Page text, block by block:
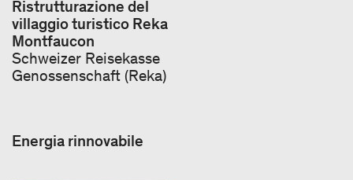
Ristrutturazione del
villaggio turistico Reka
Montfaucon
Schweizer Reisekasse
Genossenschaft (Reka)
Energia rinnovabile